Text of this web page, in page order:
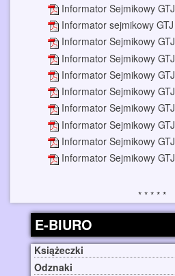
Informator Sejmikowy
Informator sejmikowy
Informator Sejmikowy
Informator Sejmikowy
Informator Sejmikowy
Informator Sejmikowy
Informator Sejmikowy
Informator Sejmikowy
Informator Sejmikowy
Informator Sejmikowy
E-BIURO
Książeczki
Odznaki